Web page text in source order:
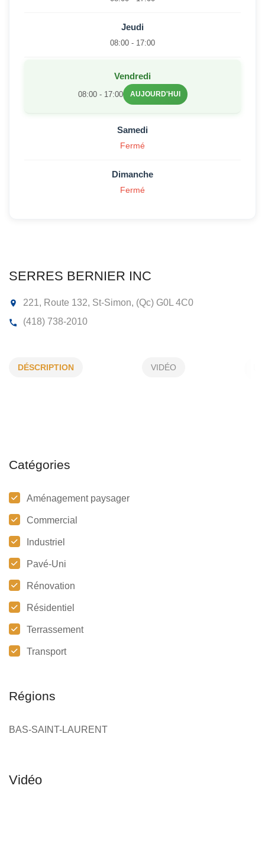
SERRES BERNIER INC
DÉSCRIPTION VIDÉO
Catégories
Aménagement paysager
Commercial
Industriel
Pavé-Uni
Rénovation
Résidentiel
Terrassement
Transport
Régions
BAS-SAINT-LAURENT
Jeudi
08:00 - 17:00
Vendredi
08:00 - 17:00 AUJOURD'HUI
Samedi
Fermé
Dimanche
Fermé